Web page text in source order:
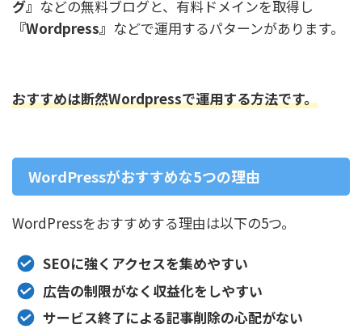
グ』 などの無料ブログと、有料ドメインを取得し
『Wordpress』 などで運用するパターンがあります。
おすすめは断然Wordpressで運用する方法です。
WordPressがおすすめな5つの理由
WordPressをおすすめする理由は以下の5つ。
SEOに強くアクセスを集めやすい
広告の制限がなく収益化をしやすい
サービス終了による記事削除の心配がない